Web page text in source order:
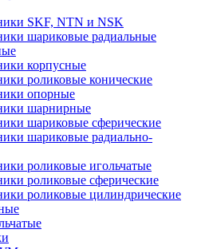
SKF, NTN и NSK
шариковые радиальные
корпусные
роликовые конические
опорные
шарнирные
шариковые сферические
шариковые радиально-
роликовые игольчатые
роликовые сферические
роликовые цилиндрические